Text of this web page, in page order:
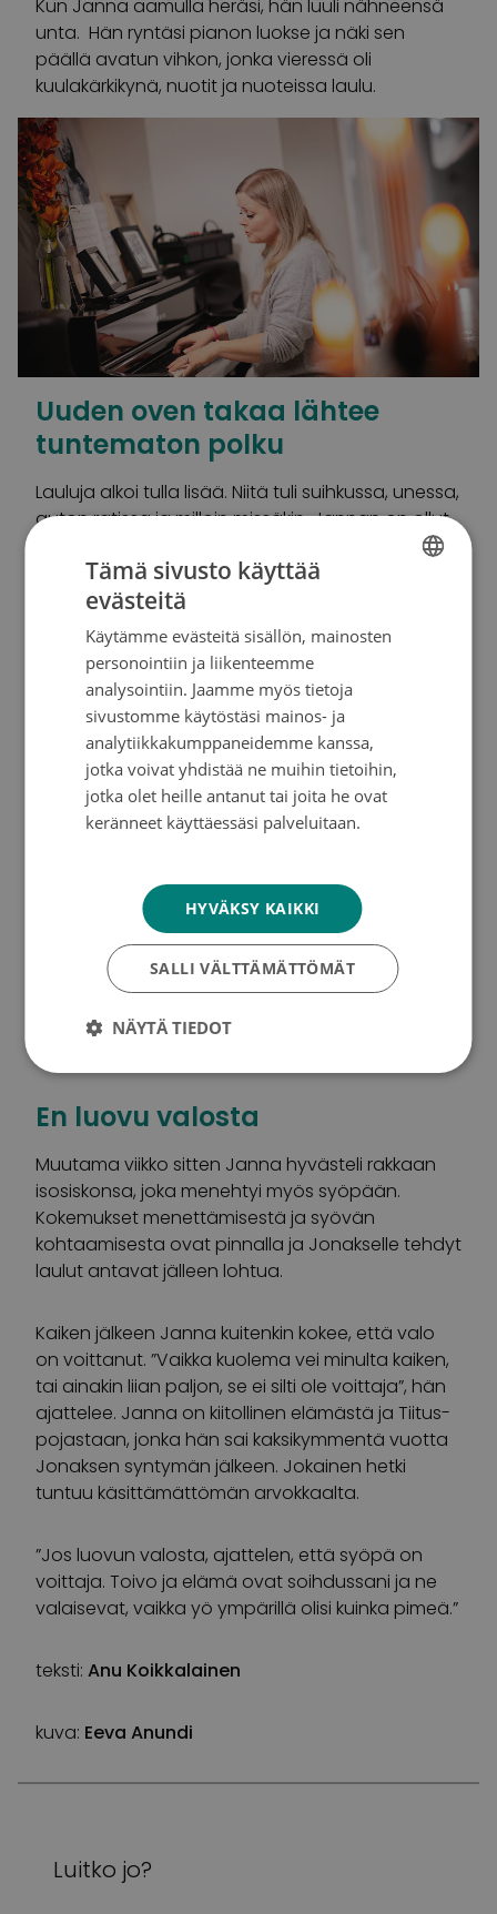
Kun Janna aamulla heräsi, hän luuli nähneensä
unta. Hän ryntäsi pianon luokse ja näki sen
päällä avatun vihkon, jonka vieressä oli
kuulakärkikynä, nuotit ja nuoteissa laulu.
Uuden oven takaa lähtee
tuntematon polku
Lauluja alkoi tulla lisää. Niitä tuli suihkussa, unessa,
auton ratissa ja milloin missäkin. Jannan on ollut
pakko ottaa laulu heti talteen, sillä jos hän ei tee
niin, laulu katoaa.
Opettajana kutsumustyötä tehneelle Jannalle
musiikki on avannut oven, jonka takaa lähtee
uusi, tuntematon polku. Polku vetää puoleensa,
sillä Janna haluaa luoda lauluilla tilan lohdulle,
surulle ja rakastamiselle.
Nyt lauluja on jo satakunta ja Janna julkaisee
pian ensimmäisen levynsä. Mukaan levyntekoon
ja pianistiMatti Paatelman
”Nyt näiden laulujen on aika lohduttaa myös
muita. Osa levyn tuotoista menee lahjoituksena
syöpätutkimukselle, sillä syöpätutkimus pelastaa
henkiä ja jokaisen elämä on niin ainutlaatuinen ja
En luovu valosta
Muutama viikko sitten Janna hyvästeli rakkaan
isosiskonsa, joka menehtyi myös syöpään.
Kokemukset menettämisestä ja syövän
kohtaamisesta ovat pinnalla ja Jonakselle tehdyt
laulut antavat jälleen lohtua.
Kaiken jälkeen Janna kuitenkin kokee, että valo
on voittanut. ”Vaikka kuolema vei minulta kaiken,
tai ainakin liian paljon, se ei silti ole voittaja”, hän
ajattelee. Janna on kiitollinen elämästä ja Tiitus-
pojastaan, jonka hän sai kaksikymmentä vuotta
Jonaksen syntymän jälkeen. Jokainen hetki
tuntuu käsittämättömän arvokkaalta.
”Jos luovun valosta, ajattelen, että syöpä on
voittaja. Toivo ja elämä ovat soihdussani ja ne
valaisevat, vaikka yö ympärillä olisi kuinka pimeä.”
teksti: Anu Koikkalainen
kuva: Eeva Anundi
Luitko jo?
SWEDISH
Tämä sivusto käyttää
evästeitä
Käytämme evästeitä sisällön, mainosten
personointiin ja liikenteemme
analysointiin. Jaamme myös tietoja
sivustomme käytöstäsi mainos- ja
analytiikkakumppaneidemme kanssa,
jotka voivat yhdistää ne muihin tietoihin,
jotka olet heille antanut tai joita he ovat
keränneet käyttäessäsi palveluitaan.
HYVÄKSY KAIKKI
SALLI VÄLTTÄMÄTTÖMÄT
NÄYTÄ TIEDOT